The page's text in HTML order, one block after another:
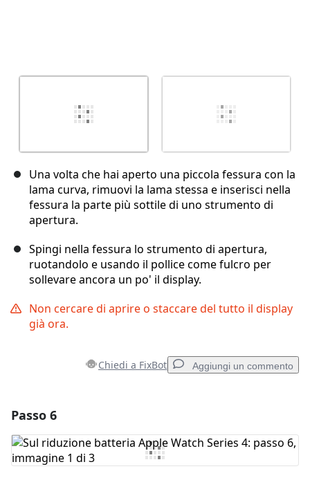
Una volta che hai aperto una piccola fessura con la
lama curva, rimuovi la lama stessa e inserisci nella
fessura la parte più sottile di uno strumento di
apertura.
Spingi nella fessura lo strumento di apertura,
ruotandolo e usando il pollice come fulcro per
sollevare ancora un po' il display.
Non cercare di aprire o staccare del tutto il display
già ora.
Chiedi a FixBot Aggiungi un commento
Aggiungi Commento
Passo 6